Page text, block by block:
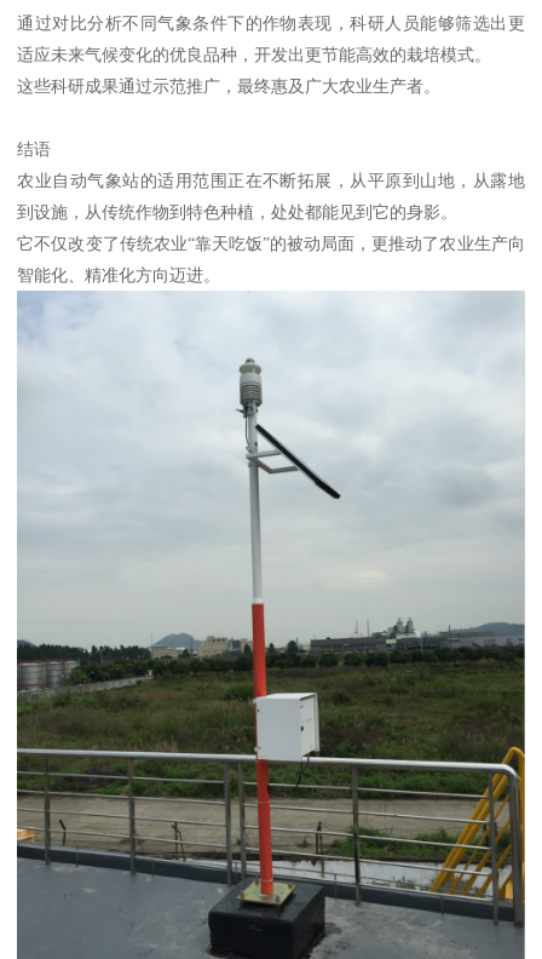
通过对比分析不同气象条件下的作物表现，科研人员能够筛选出更
适应未来气候变化的优良品种，开发出更节能高效的栽培模式。
这些科研成果通过示范推广，最终惠及广大农业生产者。
结语
农业自动气象站的适用范围正在不断拓展，从平原到山地，从露地
到设施，从传统作物到特色种植，处处都能见到它的身影。
它不仅改变了传统农业“靠天吃饭”的被动局面，更推动了农业生产向
智能化、精准化方向迈进。